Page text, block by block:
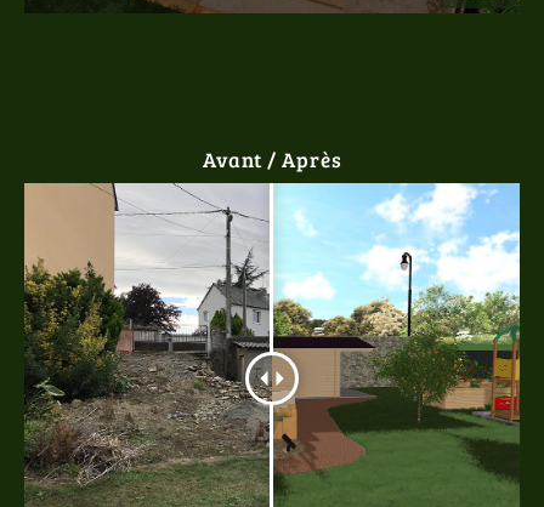
Avant / Après